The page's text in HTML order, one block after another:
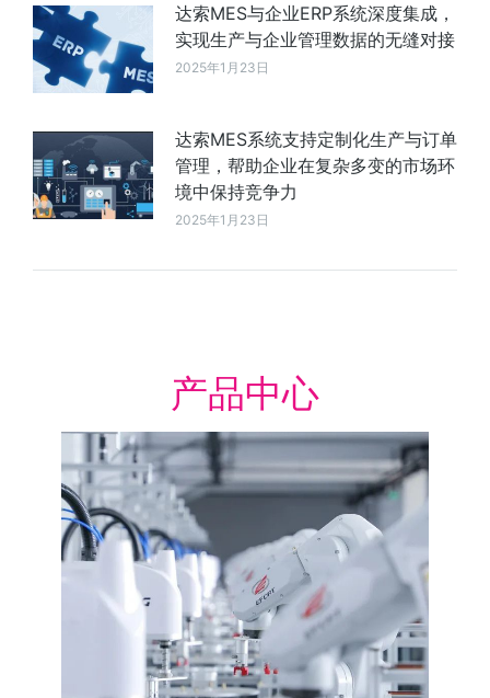
达索MES与企业ERP系统深度集成，
实现生产与企业管理数据的无缝对接
2025年1月23日
达索MES系统支持定制化生产与订单
管理，帮助企业在复杂多变的市场环
境中保持竞争力
2025年1月23日
产品中心